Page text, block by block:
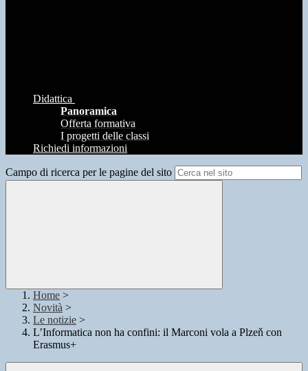
Didattica
Panoramica
Offerta formativa
I progetti delle classi
Richiedi informazioni
Campo di ricerca per le pagine del sito
Home >
Novità >
Le notizie >
L’Informatica non ha confini: il Marconi vola a Plzeň con
Erasmus+